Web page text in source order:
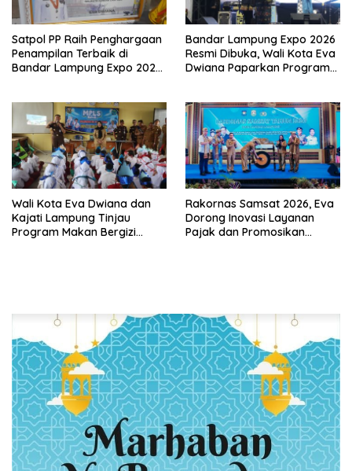
Satpol PP Raih Penghargaan
Penampilan Terbaik di
Bandar Lampung Expo 2026,
Masyarakat
Bandar Lampung Expo 2026
Resmi Dibuka, Wali Kota Eva
Dwiana Paparkan Program
Lampung
Wali Kota Eva Dwiana dan
Kajati Lampung Tinjau
Program Makan Bergizi
Rakornas Samsat 2026, Eva
Dorong Inovasi Layanan
Pajak dan Promosikan